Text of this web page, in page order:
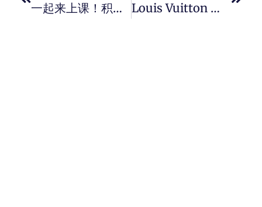
一起来上课！积家 Jaeger-LeCoultre 开设 「Atelier D’Antoine」体验工艺製錶课程。 Louis Vuitton 推出最奢华感的 Monogram 瑜珈垫！